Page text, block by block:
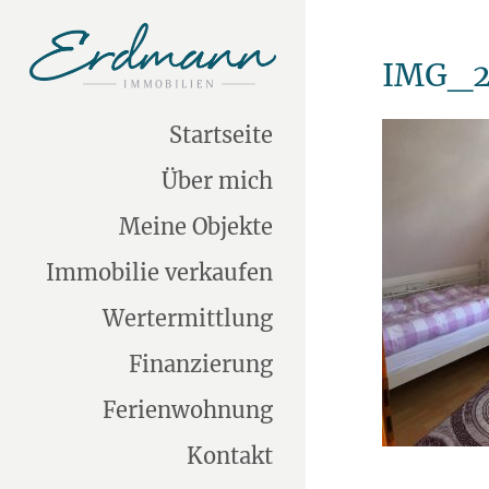
Startseite
Über mich
Meine Objekte
Immobilie verkaufen
Wertermittlung
Finanzierung
Ferienwohnung
Kontakt